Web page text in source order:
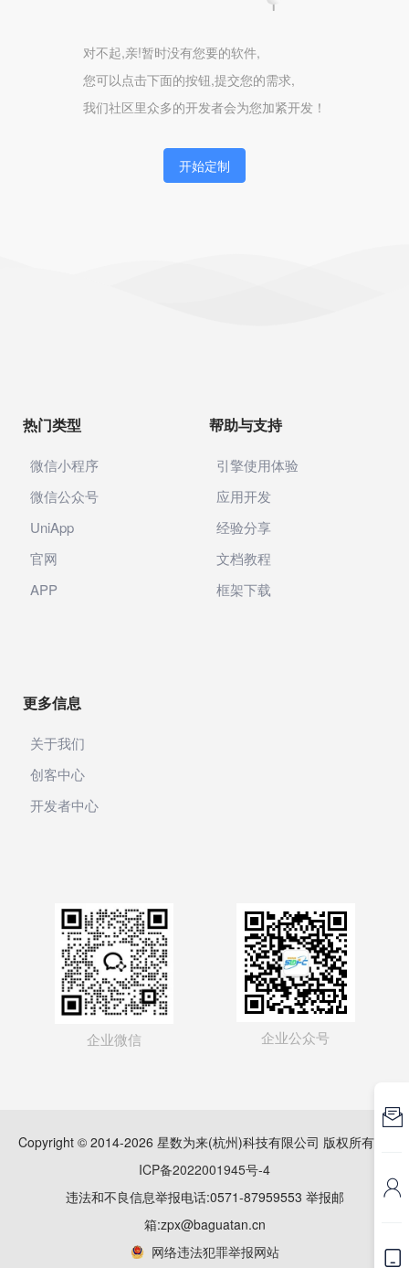
对不起,亲!暂时没有您要的软件,
您可以点击下面的按钮,提交您的需求,
我们社区里众多的开发者会为您加紧开发！
开始定制
热门类型
微信小程序
微信公众号
UniApp
官网
APP
帮助与支持
引擎使用体验
应用开发
经验分享
文档教程
框架下载
更多信息
关于我们
创客中心
开发者中心
企业微信 企业公众号
Copyright © 2014-2026 星数为来(杭州)科技有限公司 版权所有
ICP备2022001945号-4
违法和不良信息举报电话:0571-87959553 举报邮
箱:zpx@baguatan.cn
网络违法犯罪举报网站


